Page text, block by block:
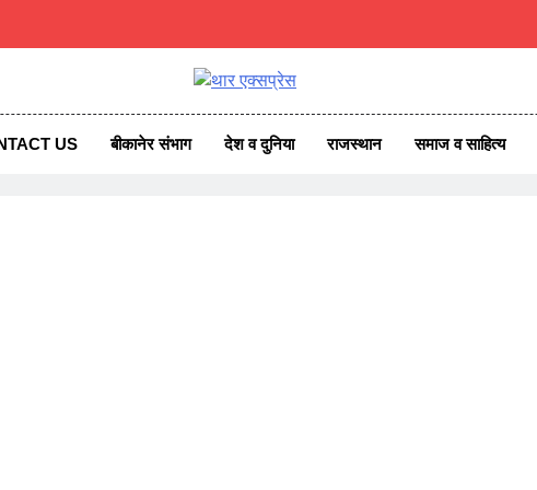
News
US बीकानेर संभाग देश व दुनिया राजस्थान समाज व साहित्य